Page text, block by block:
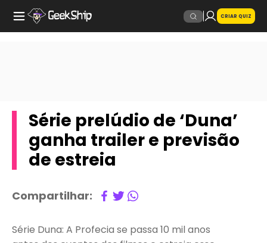
CRIAR QUIZ
Série prelúdio de ‘Duna’
ganha trailer e previsão
de estreia
Compartilhar:
Série Duna: A Profecia se passa 10 mil anos